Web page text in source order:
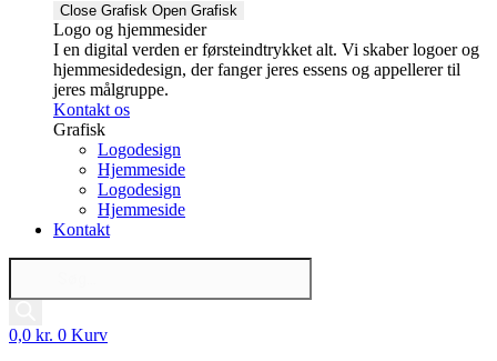
Close Grafisk Open Grafisk
Logo og hjemmesider
I en digital verden er førsteindtrykket alt. Vi skaber logoer og
hjemmesidedesign, der fanger jeres essens og appellerer til
jeres målgruppe.
Kontakt os
Grafisk
Logodesign
Hjemmeside
Logodesign
Hjemmeside
Kontakt
Products
0,0 kr. 0 Kurv